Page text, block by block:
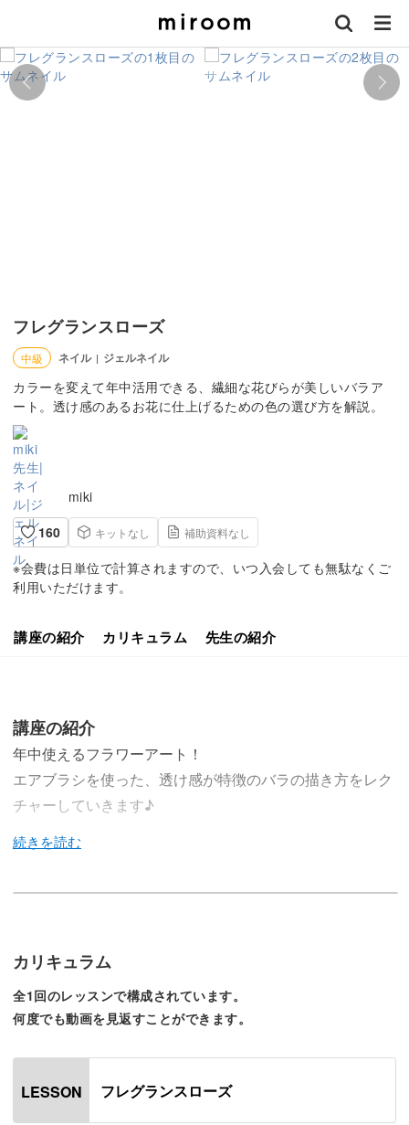
フレグランスローズ
中級 ネイル | ジェルネイル
カラーを変えて年中活用できる、繊細な花びらが美しいバラア
ート。透け感のあるお花に仕上げるための色の選び方を解説。
miki
160
キットなし 補助資料なし
※会費は日単位で計算されますので、いつ入会しても無駄なくご
利用いただけます。
講座の紹介 カリキュラム 先生の紹介
講座の紹介
年中使えるフラワーアート！
エアブラシを使った、透け感が特徴のバラの描き方をレク
チャーしていきます♪
カラーを変えて年中サロンワークで使うことができる万能
透け感によって繊細さや上品さを作ることができます。
カリキュラム
全1回のレッスンで構成されています。
何度でも動画を見返すことができます。
LESSON フレグランスローズ